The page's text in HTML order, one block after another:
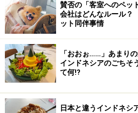
賛否の「客室へのペッ
会社はどんなルール？
ット同伴事情
「おおぉ……」あまり
インドネシアのごちそ
て何!?
日本と違うインドネシ